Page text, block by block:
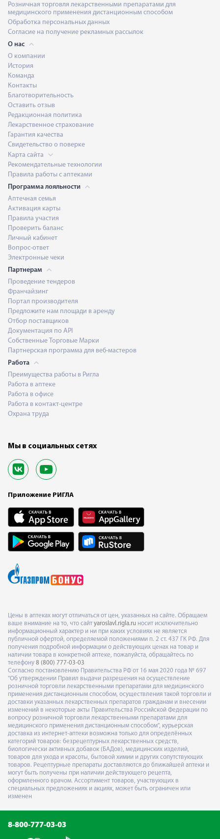
Розничная торговля лекарственными препаратами для
медицинского применения дистанционным способом
Обработка персональных данных
Согласие на получение рекламных рассылок
О нас
О компании
История
Команда
Контакты
Благотворительность
Оставить отзыв
Редакционная политика
Лекарственное страхование
Гарантия качества
Свидетельство о поверке
Карта сайта
Рекомендательные технологии
Правила работы с аптеками
Программа лояльности
Аптечная семья
Активация карты
Правила участия
Проверить баланс
Личный кабинет
Вопрос-ответ
Электронные чеки
Партнерам
Проведение тендеров
Франчайзинг
Портал производителя
Предложите нам площади в аренду
Отбор поставщиков
Документация по API
Собственные Торговые Марки
Партнерская программа для веб-мастеров
Работа
Преимущества работы в Ригла
Работа в аптеке
Работа в офисе
Работа в контакт-центре
Охрана труда
Мы в социальных сетях
Приложение РИГЛА
Цены в аптеках могут отличаться от цен, указанных на сайте. Обращаем
ваше внимание на то, что сайт yaroslavl.rigla.ru носит исключительно
информационный характер и ни при каких условиях не является
публичной офертой, определяемой положениями п. 2 ст. 437 ГК РФ. Для
получения подробной информации о действующих ценах на товар и
наличии товара в конкретной аптеке, пожалуйста, обращайтесь по
телефону 8 (800) 777-03-03
Согласно постановлению Правительства РФ от 16 мая 2020 года № 697
"Об утверждении Правил выдачи разрешения на осуществление
розничной торговли лекарственными препаратами для медицинского
применения дистанционным способом, осуществления такой торговли и
доставки указанных лекарственных препаратов гражданам и внесении
изменений в некоторые акты Правительства Российской Федерации по
вопросу розничной торговли лекарственными препаратами для
медицинского применения дистанционным способом", курьерская
доставка из интернет-аптеки возможна только для определённых
категорий товаров: безрецептурных лекарственных средств,
биологически активных добавок (БАДов), медицинских изделий,
товаров для ухода и красоты, бытовой химии и других сопутствующих
товаров. Рецептурные препараты доставляются до ближайшей аптеки и
могут быть получены при наличии действующего рецепта,
оформленного врачом. Ассортимент товаров, участвующих в
специальных предложениях и акциях, может быть ограничен или
изменен
8-800-777-03-03